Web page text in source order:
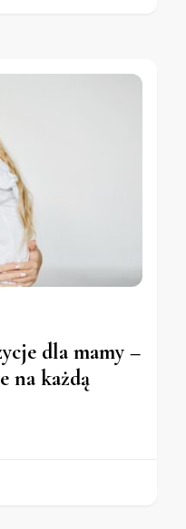
dla mamy –
na każdą